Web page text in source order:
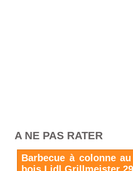
A NE PAS RATER
Barbecue à colonne
bois Lidl Grillmeister